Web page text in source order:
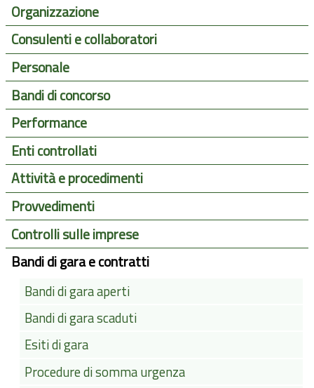
Organizzazione
Consulenti e collaboratori
Personale
Bandi di concorso
Performance
Enti controllati
Attività e procedimenti
Provvedimenti
Controlli sulle imprese
Bandi di gara e contratti
Bandi di gara aperti
Bandi di gara scaduti
Esiti di gara
Procedure di somma urgenza